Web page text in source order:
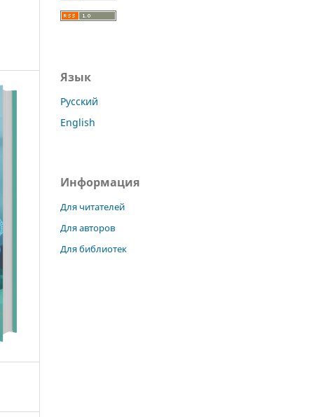
Язык
Русский
English
Информация
Для читателей
Для авторов
Для библиотек